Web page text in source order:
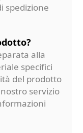
spedizione
alla
specifici
del prodotto
servizio